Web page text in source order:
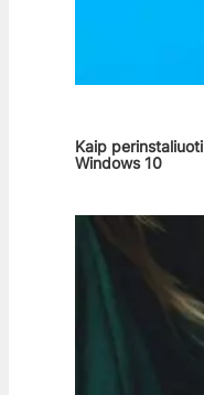
Kaip
Windows 10